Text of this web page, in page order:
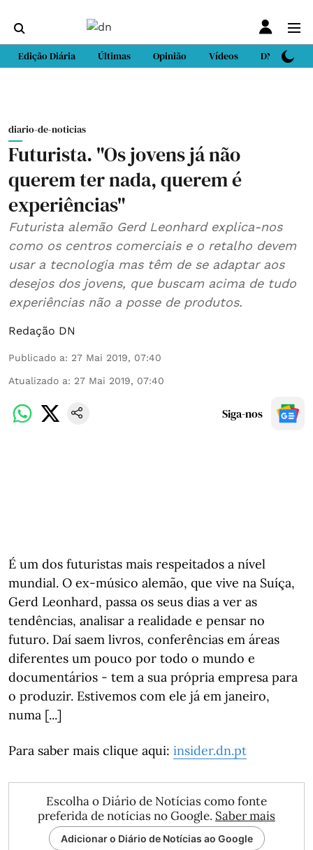
Edição Diária Últimas Opinião Vídeos DN Sport
diario-de-noticias
Futurista. "Os jovens já não
querem ter nada, querem é
experiências"
Futurista alemão Gerd Leonhard explica-nos
como os centros comerciais e o retalho devem
usar a tecnologia mas têm de se adaptar aos
desejos dos jovens, que buscam acima de tudo
experiências não a posse de produtos.
Redação DN
Publicado a: 27 Mai 2019, 07:40
Atualizado a: 27 Mai 2019, 07:40
Siga-nos
É um dos futuristas mais respeitados a nível
mundial. O ex-músico alemão, que vive na Suíça,
Gerd Leonhard, passa os seus dias a ver as
tendências, analisar a realidade e pensar no
futuro. Daí saem livros, conferências em áreas
diferentes um pouco por todo o mundo e
documentários - tem a sua própria empresa para
o produzir. Estivemos com ele já em janeiro,
numa [...]
Para saber mais clique aqui: insider.dn.pt
Escolha o Diário de Notícias como fonte
preferida de notícias no Google. Saber mais
Adicionar o Diário de Notícias ao Google